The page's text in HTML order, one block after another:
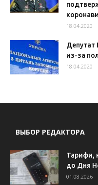
18.04.2020
Депутат
из-за
18.04.2020
ВЫБОР РЕДАКТОРА
Тарифи,
до Дня
01.08.2026